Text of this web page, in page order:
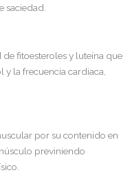
saciedad.
fitoesteroles y luteína que
la frecuencia cardiaca,
por su contenido en
previniendo